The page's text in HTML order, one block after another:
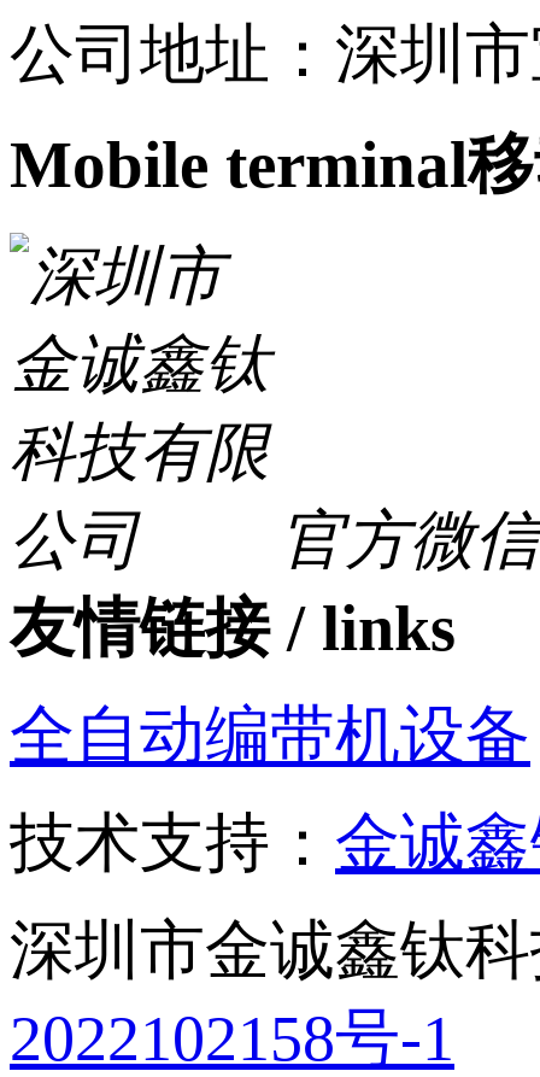
公司地址：深圳
Mobile terminal
官方微信
友情链接 / links
全自动编带机设备
技术支持： 金诚
深圳市金诚鑫钛
2022102158号-1